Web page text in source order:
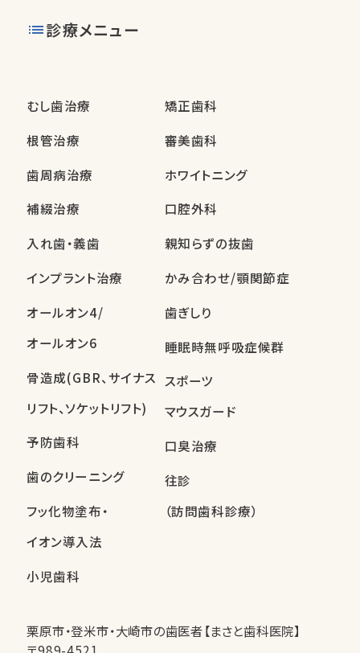
診療メニュー
むし歯治療
根管治療
歯周病治療
補綴治療
入れ歯・義歯
インプラント治療
オールオン4/
オールオン6
骨造成(GBR、サイナス
リフト、ソケットリフト)
予防歯科
歯のクリーニング
フッ化物塗布・
イオン導入法
小児歯科
矯正歯科
審美歯科
ホワイトニング
口腔外科
親知らずの抜歯
かみ合わせ/顎関節症
歯ぎしり
睡眠時無呼吸症候群
スポーツ
マウスガード
口臭治療
往診
（訪問歯科診療）
栗原市・登米市・大崎市の歯医者【まさと歯科医院】